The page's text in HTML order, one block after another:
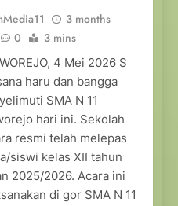
3 months
0 3 mins
4 Mei 2026 S
haru dan bangga
SMA N 11
hari ini. Sekolah
resmi telah melepas
siswi kelas XII tahun
2025/2026. Acara ini
di gor SMA N 11